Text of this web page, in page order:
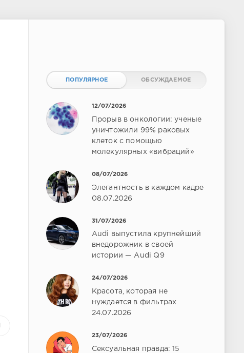
ПОПУЛЯРНОЕ ОБСУЖДАЕМОЕ
12/07/2026
Прорыв в онкологии: ученые
уничтожили 99% раковых
клеток с помощью
молекулярных «вибраций»
08/07/2026
Элегантность в каждом кадре
08.07.2026
31/07/2026
Audi выпустила крупнейший
внедорожник в своей
истории — Audi Q9
24/07/2026
Красота, которая не
нуждается в фильтрах
24.07.2026
23/07/2026
Сексуальная правда: 15